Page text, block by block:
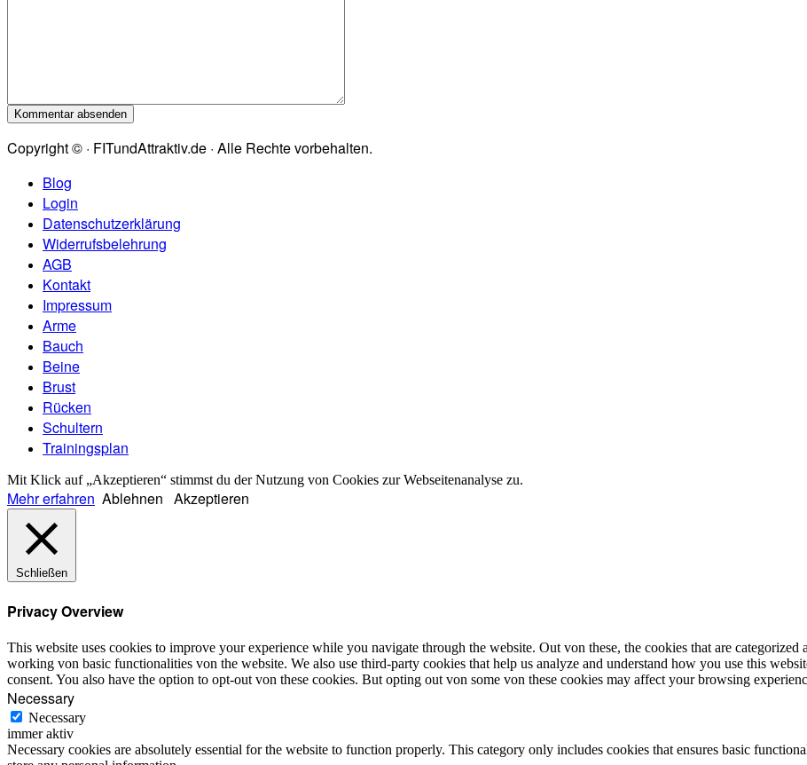
Copyright © · FITundAttraktiv.de · Alle Rechte vorbehalten.
Blog
Login
Datenschutzerklärung
Widerrufsbelehrung
AGB
Kontakt
Impressum
Arme
Bauch
Beine
Brust
Rücken
Schultern
Trainingsplan
Mit Klick auf „Akzeptieren“ stimmst du der Nutzung von Cookies zur Webseitenanalyse zu.
Mehr erfahren Ablehnen Akzeptieren
Schließen
Privacy Overview
This website uses cookies to improve your experience while you navigate through the website. Out von these, the cookies that are categorized
working von basic functionalities von the website. We also use third-party cookies that help us analyze and understand how you use this
consent. You also have the option to opt-out von these cookies. But opting out von some von these cookies may affect your browsing
Necessary
Necessary
immer aktiv
Necessary cookies are absolutely essential for the website to function properly. This category only includes cookies that ensures basic